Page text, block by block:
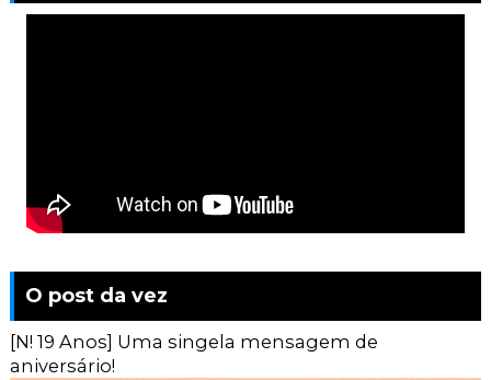
O post da vez
[N! 19 Anos] Uma singela mensagem de
aniversário!